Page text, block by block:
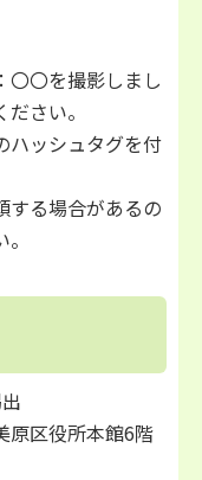
〇を撮影しまし
さい。
ハッシュタグを付
る場合があるの
区役所本館6階